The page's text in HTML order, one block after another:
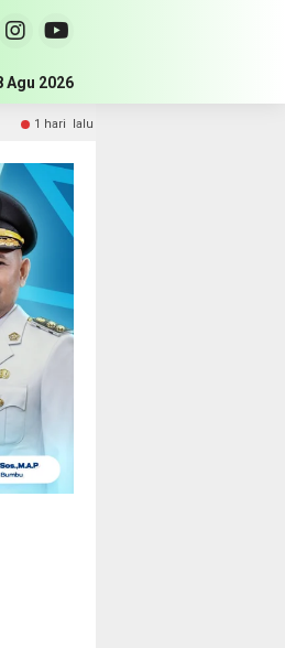
Pemerintah Kabupaten Tanah
Agu 2026
Komisi III DPRD Tanah Bumbu